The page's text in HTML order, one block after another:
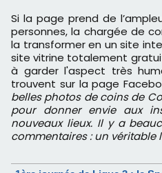
Si la page prend de
personnes, la chargée de
la transformer en un site
site vitrine totalement
à garder l'aspect très
trouvent sur la page
belles photos de coins de
pour donner envie aux
nouveaux lieux. Il y a
commentaires : un véritable